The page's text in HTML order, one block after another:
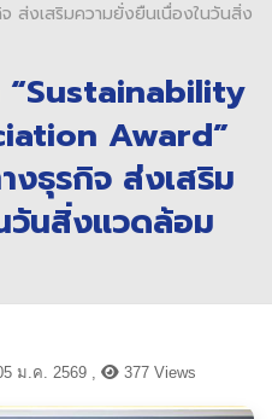
ส่งเสริมความยั่งยืนเนื่องในวันสิ่ง
“Sustainability
Award”
ธุรกิจ ส่งเสริม
วันสิ่งแวดล้อม
ม.ค. 2569 , 377 Views